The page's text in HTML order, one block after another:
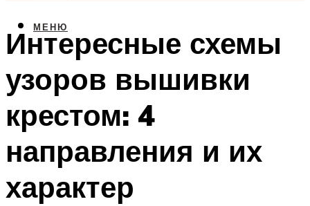
МЕНЮ
Интересные схемы
узоров вышивки
крестом: 4
направления и их
характер